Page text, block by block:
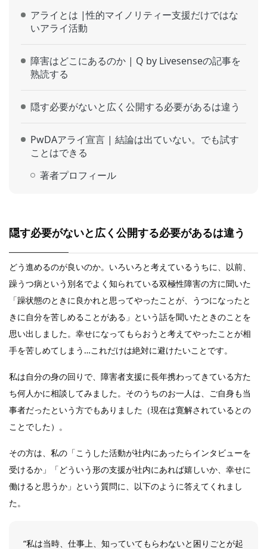
アライとは |性的マイノリティー支援だけではな
いアライ活動
障害はどこにあるのか | Q by Livesenseの記事を
熟読する
隠す必要がないと広く公開する必要があるは違う
PwDAアライ宣言 | 結論は出ていない。でも試す
ことはできる
著者プロフィール
隠す必要がないと広く公開する必要があるは違う
どう進めるのが良いのか。いろいろと考えているうちに、以前、
躁うつ病という別名でよく知られている双極性障害の方に聞いた
「躁状態のときに良かれと思ってやったことが、うつになったと
きに自分を苦しめることがある」という話を聞いたときのことを
思い出しました。幸せになってもらおうと考えてやったことが相
手を苦しめてしまう…これだけは絶対に避けたいことです。
私は自分の身の回りで、障害者支援に長年携わってきている方た
ち何人かに相談してみました。そのうちのお一人は、ご自身も当
事者だったという方でもありました（現在は寛解されているとの
ことでした）。
その方は、私の「こうした活動が社内にあったらインタビューを
受けるか」「どういう形の支援が社内にあれば嬉しいか、幸せに
働けると思うか」という質問に、以下のように答えてくれまし
た。
“私は当時、仕事上、知っていてもらわないと困りごとが起